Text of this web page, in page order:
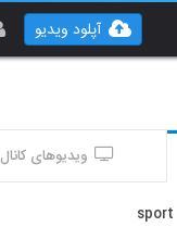
آپلود ویدیو
ویدیوهای کانال
sport